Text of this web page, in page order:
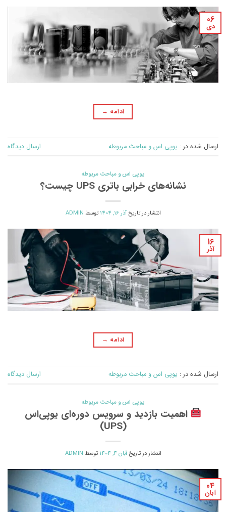
06
دی
ادامه →
ارسال شده در : یوپی اس و مباحث مربوطه ارسال دیدگاه
یوپی اس و مباحث مربوطه
نشانه‌های خرابی باتری UPS چیست؟
انتشار در تاریخآذر 16, 1404 توسط ADMIN
16
آذر
ادامه →
ارسال شده در : یوپی اس و مباحث مربوطه ارسال دیدگاه
یوپی اس و مباحث مربوطه
اهمیت بازدید و سرویس دوره‌ای یو‌پی‌اس
(UPS)
انتشار در تاریخآبان 4, 1404 توسط ADMIN
04
آبان